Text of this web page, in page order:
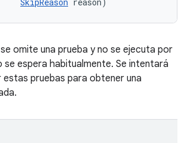
omite una prueba y no se ejecuta por
se espera habitualmente. Se intentará
pruebas para obtener una